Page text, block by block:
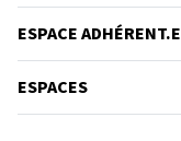
ESPACE ADHÉRENT.E
ESPACES